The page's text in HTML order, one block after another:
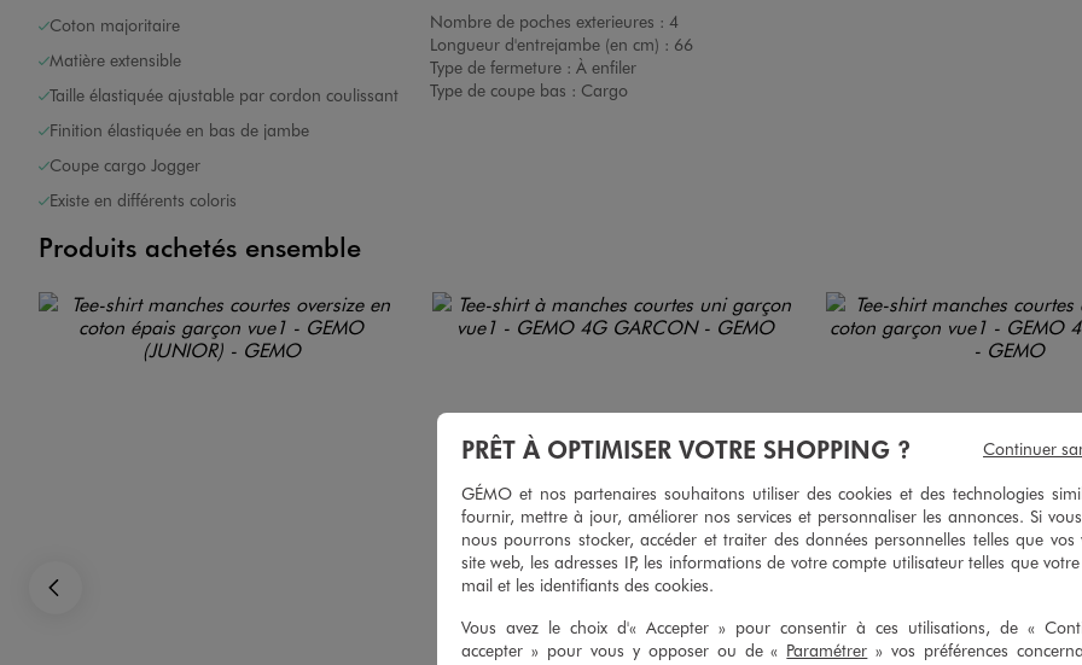
Coton majoritaire
Matière extensible
Taille élastiquée ajustable par cordon coulissant
Finition élastiquée en bas de jambe
Coupe cargo Jogger
Existe en différents coloris
Nombre de poches exterieures : 4
Longueur d'entrejambe (en cm) : 66
Type de fermeture : À enfiler
Type de coupe bas : Cargo
Produits achetés ensemble
PRÊT À OPTIMISER VOTRE SHOPPING ?
GÉMO et nos partenaires souhaitons utiliser des cookies et des technologies
fournir, mettre à jour, améliorer nos services et personnaliser les annonces. Si
nous pourrons stocker, accéder et traiter des données personnelles telles que vos
site web, les adresses IP, les informations de votre compte utilisateur telles que
mail et les identifiants des cookies.
Vous avez le choix d'« Accepter » pour consentir à ces utilisations, de «
accepter » pour vous y opposer ou de « Paramétrer » vos préférences
Continuer